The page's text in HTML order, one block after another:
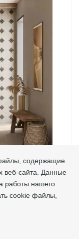
содержащие
сайта. Данные
работы нашего
cookie файлы,